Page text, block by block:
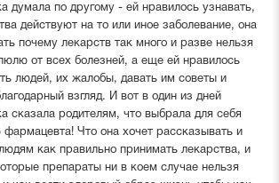
думала по другому - ей нравилось узнавать,
действуют на то или иное заболевание, она
почему лекарств так много и разве нельзя
от всех болезней, а еще ей нравилось
людей, их жалобы, давать им советы и
взгляд. И вот в один из дней
сказала родителям, что выбрала для себя
Что она хочет рассказывать и
как правильно принимать лекарства, и
препараты ни в коем случае нельзя